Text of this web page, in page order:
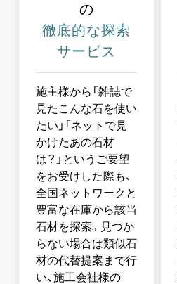
の
徹底的な探索
サービス
施主様から「雑誌で
見たこんな石を使い
たい」「ネットで見
かけたあの石材
は？」というご要望
をお受けした際も、
全国ネットワークと
豊富な在庫から該当
石材を探索。見つか
らない場合は類似石
材の代替提案まで行
い、施工会社様の